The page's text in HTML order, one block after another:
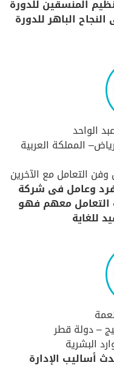
المنسقين للدورة
الباهر للدورة
الواحد
المملكة العربية
وفن التعامل مع الآخرين
فرد وعامل فى شركة
التعامل معهم فهو
للغاية
– دولة قطر
البشرية
أساليب الإدارة